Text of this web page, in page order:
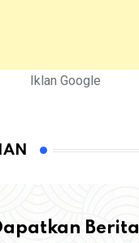
Iklan Google
Berita